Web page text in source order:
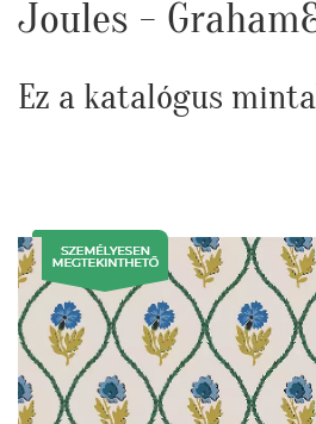
Joules -
Ez a katalógus